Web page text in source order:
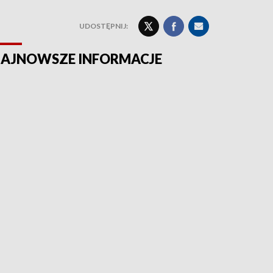
UDOSTĘPNIJ:
INFORMACJE